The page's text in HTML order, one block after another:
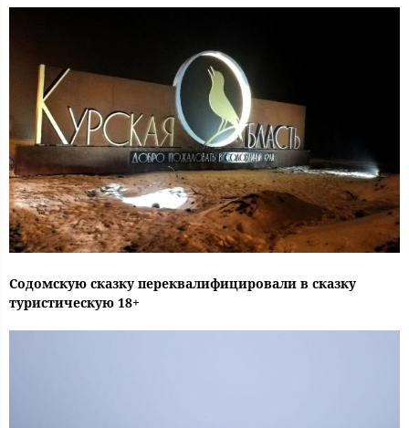
Содомскую сказку переквалифицировали в сказку
туристическую 18+